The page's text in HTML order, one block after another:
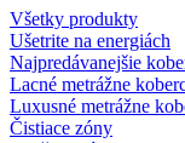
Všetky produkty
Ušetrite na energiách
Najpredávanejšie
Lacné metrážne
Luxusné metrážne
Čistiace zóny